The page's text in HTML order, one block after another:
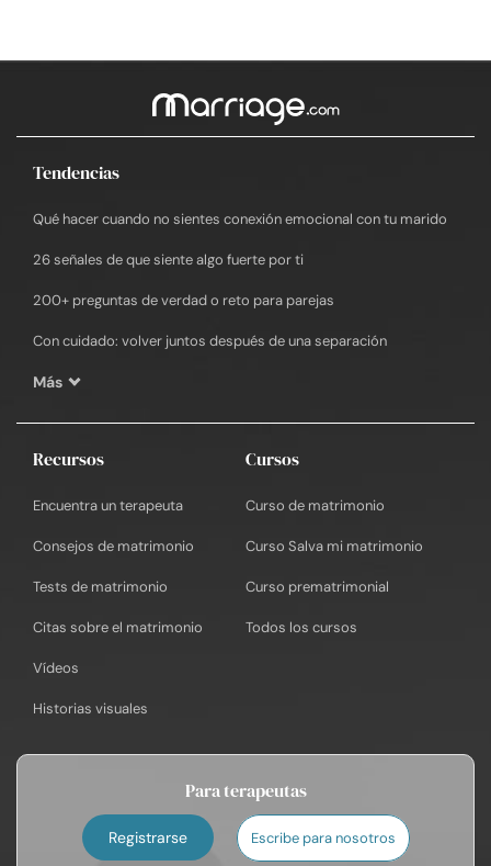
Tendencias
Qué hacer cuando no sientes conexión emocional con tu marido
26 señales de que siente algo fuerte por ti
200+ preguntas de verdad o reto para parejas
Con cuidado: volver juntos después de una separación
Más
Recursos
Encuentra un terapeuta
Consejos de matrimonio
Tests de matrimonio
Citas sobre el matrimonio
Vídeos
Historias visuales
Cursos
Curso de matrimonio
Curso Salva mi matrimonio
Curso prematrimonial
Todos los cursos
Para terapeutas
Registrarse Escribe para nosotros